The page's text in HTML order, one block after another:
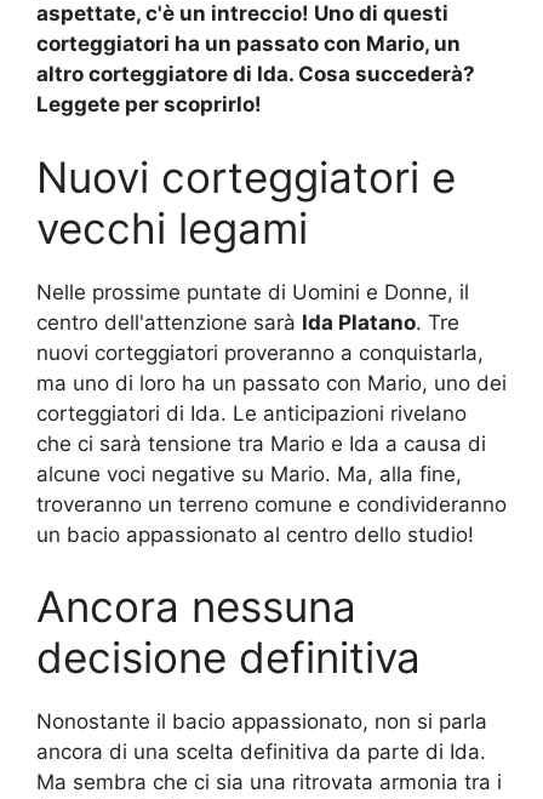
aspettate, c'è un intreccio! Uno di questi
corteggiatori ha un passato con Mario, un
altro corteggiatore di Ida. Cosa succederà?
Leggete per scoprirlo!
Nuovi corteggiatori e
vecchi legami
Nelle prossime puntate di Uomini e Donne, il
centro dell'attenzione sarà Ida Platano. Tre
nuovi corteggiatori proveranno a conquistarla,
ma uno di loro ha un passato con Mario, uno dei
corteggiatori di Ida. Le anticipazioni rivelano
che ci sarà tensione tra Mario e Ida a causa di
alcune voci negative su Mario. Ma, alla fine,
troveranno un terreno comune e condivideranno
un bacio appassionato al centro dello studio!
Ancora nessuna
decisione definitiva
Nonostante il bacio appassionato, non si parla
ancora di una scelta definitiva da parte di Ida.
Ma sembra che ci sia una ritrovata armonia tra i